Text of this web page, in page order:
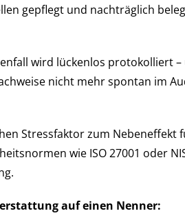
gepflegt und nachträglich
wird lückenlos protokolliert
nicht mehr spontan im
Stressfaktor zum Nebeneffekt
wie ISO 27001 oder
auf einen Nenner: